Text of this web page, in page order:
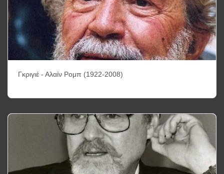
Γκριγιέ - Αλαίν Ρομπ (1922-2008)